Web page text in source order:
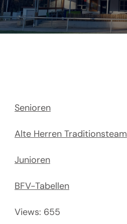
Senioren
Alte Herren Traditionsteam
Junioren
BFV-Tabellen
Views: 655